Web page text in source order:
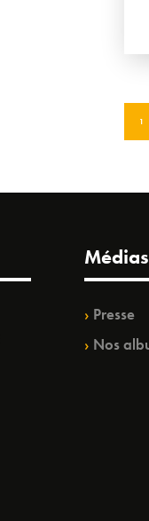
1
Médias
Presse
Nos